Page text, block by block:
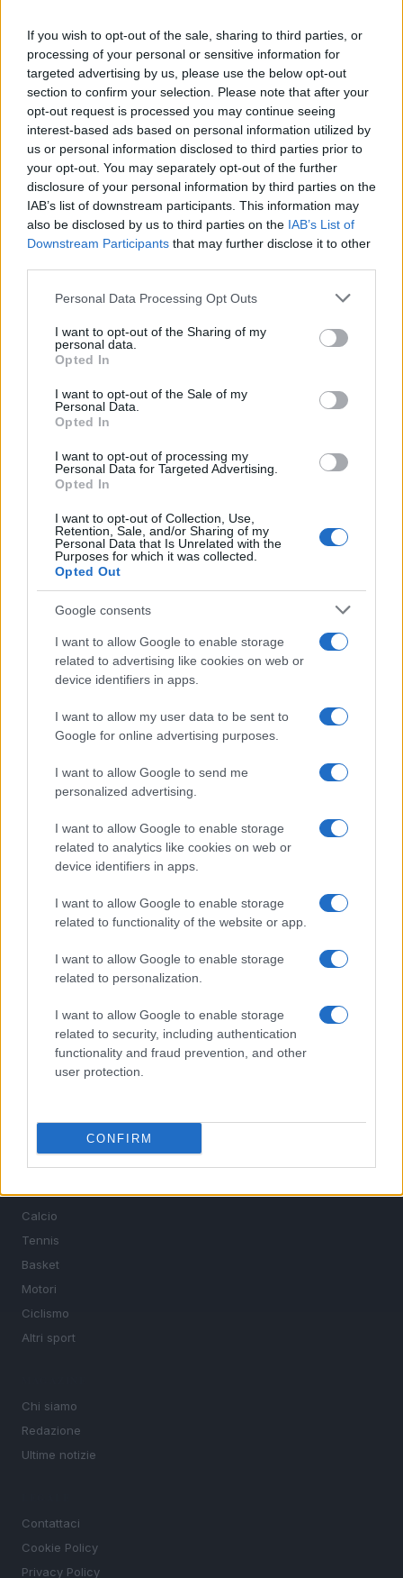
If you wish to opt-out of the sale, sharing to third parties, or
processing of your personal or sensitive information for
targeted advertising by us, please use the below opt-out
section to confirm your selection. Please note that after your
opt-out request is processed you may continue seeing
interest-based ads based on personal information utilized by
us or personal information disclosed to third parties prior to
your opt-out. You may separately opt-out of the further
disclosure of your personal information by third parties on the
IAB’s list of downstream participants. This information may
also be disclosed by us to third parties on the IAB’s List of
Downstream Participants that may further disclose it to other
Please note that this website/app uses one or more Google
not limited to your visit or usage behaviour. You may click to
grant or deny consent to Google and its third-party tags to
use your data for below specified purposes in below Google
consent section.
Personal Data Processing Opt Outs
I want to opt-out of the Sharing of my
personal data.
Opted In
I want to opt-out of the Sale of my
Personal Data.
Opted In
I want to opt-out of processing my
Personal Data for Targeted Advertising.
Opted In
I want to opt-out of Collection, Use,
Retention, Sale, and/or Sharing of my
Personal Data that Is Unrelated with the
Purposes for which it was collected.
Opted Out
Google consents
I want to allow Google to enable storage
related to advertising like cookies on web or
device identifiers in apps.
I want to allow my user data to be sent to
Google for online advertising purposes.
I want to allow Google to send me
personalized advertising.
I want to allow Google to enable storage
related to analytics like cookies on web or
device identifiers in apps.
I want to allow Google to enable storage
related to functionality of the website or app.
I want to allow Google to enable storage
related to personalization.
I want to allow Google to enable storage
related to security, including authentication
functionality and fraud prevention, and other
user protection.
CONFIRM
James Wiseman in Spagna: l’ex Memphis pronto per
l’avventura europea
Ilaria Mauri · 7 Ago 2026
BASKET
Basket Serie A: guida ai ruoli, al budget e alle
metriche
Andrea Conforti · 7 Ago 2026
PIÙ LETTI
Nazionale italiana di basket: ritiro a Folgaria e
amichevoli a Trento
FIBA U16 EuroBasket 2026: la formazione italiana e le
Camp Estivo di Basket: Divertimento e Apprendimento
Dole Basket Rimini: l’arrivo di Simone De Gregori, un
Basket 3×3: regolamento essenziale, spaziature e drill
mirati
Sportmagazine: notizie, approfondimenti e classifiche su
calcio, basket, tennis, ciclismo, motori, Formula 1,
MotoGP e Olimpiadi. Le ultime news dalle competizioni
nazionali e internazionali, gli highlight delle partite, le
le discipline che fanno emozionare gli appassionati di
Calcio
Tennis
Basket
Motori
Ciclismo
Altri sport
Chi siamo
Redazione
Ultime notizie
Contattaci
Cookie Policy
Privacy Policy